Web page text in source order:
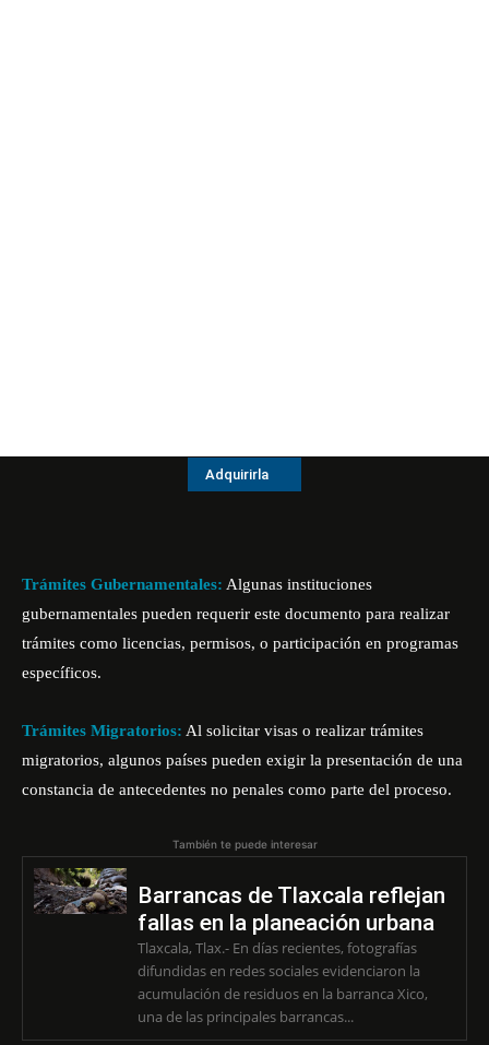
Adquirirla
Trámites Gubernamentales: Algunas instituciones
gubernamentales pueden requerir este documento para realizar
trámites como licencias, permisos, o participación en programas
específicos.
Trámites Migratorios: Al solicitar visas o realizar trámites
migratorios, algunos países pueden exigir la presentación de una
constancia de antecedentes no penales como parte del proceso.
También te puede interesar
Barrancas de Tlaxcala reflejan
fallas en la planeación urbana
Tlaxcala, Tlax.- En días recientes, fotografías
difundidas en redes sociales evidenciaron la
acumulación de residuos en la barranca Xico,
una de las principales barrancas...